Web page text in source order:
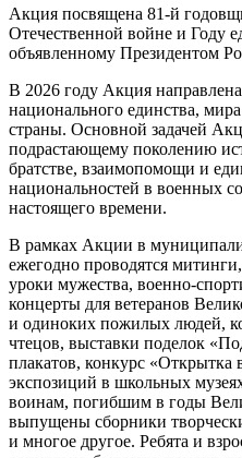
Акция посвящена 81-й
Отечественной войне и Году
объявленному Президентом
В 2026 году Акция
национального единства,
страны. Основной задачей
подрастающему поколению
братстве, взаимопомощи и
национальностей в военных
настоящего времени.
В рамках Акции в
ежегодно проводятся
уроки мужества, военно-
концерты для ветеранов
и одиноких пожилых людей,
чтецов, выставки поделок
плакатов, конкурс «Открытка
экспозиций в школьных
воинам, погибшим в годы
выпущены сборники
и многое другое. Ребята и